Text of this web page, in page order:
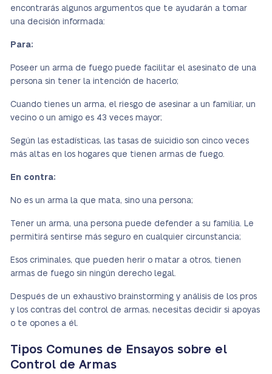
encontrarás algunos argumentos que te ayudarán a tomar
una decisión informada:
Para:
Poseer un arma de fuego puede facilitar el asesinato de una
persona sin tener la intención de hacerlo;
Cuando tienes un arma, el riesgo de asesinar a un familiar, un
vecino o un amigo es 43 veces mayor;
Según las estadísticas, las tasas de suicidio son cinco veces
más altas en los hogares que tienen armas de fuego.
En contra:
No es un arma la que mata, sino una persona;
Tener un arma, una persona puede defender a su familia. Le
permitirá sentirse más seguro en cualquier circunstancia;
Esos criminales, que pueden herir o matar a otros, tienen
armas de fuego sin ningún derecho legal.
Después de un exhaustivo brainstorming y análisis de los pros
y los contras del control de armas, necesitas decidir si apoyas
o te opones a él.
Tipos Comunes de Ensayos sobre el
Control de Armas